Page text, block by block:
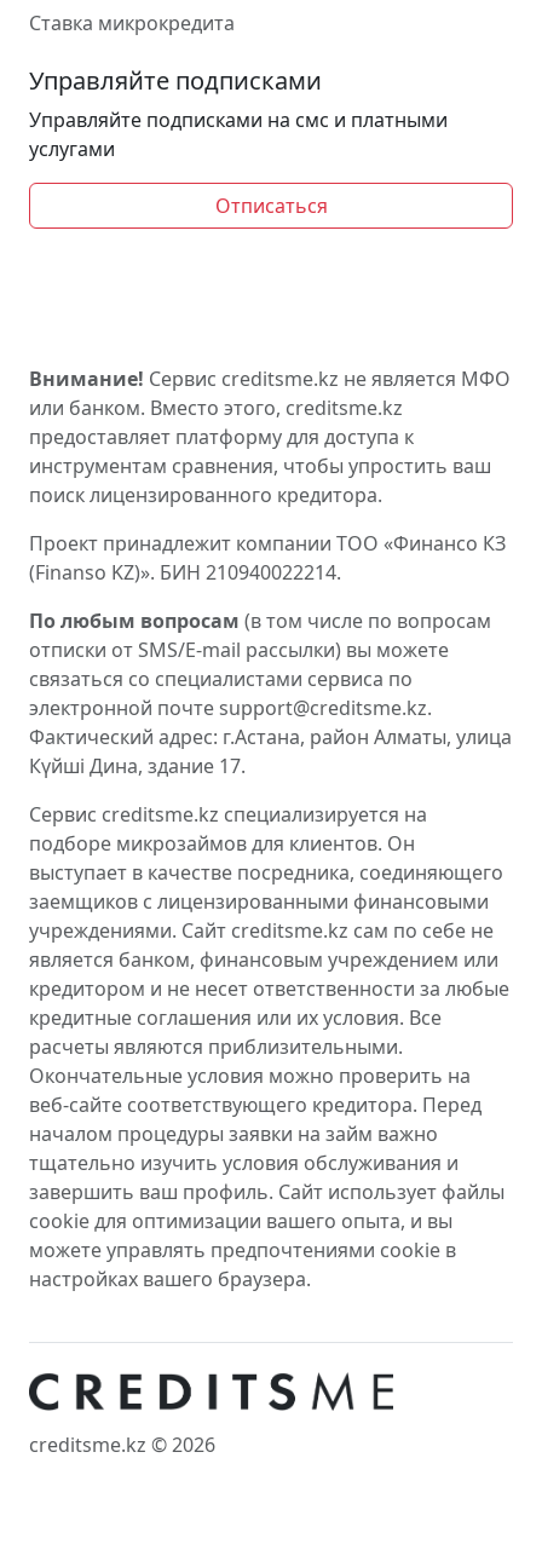
Ставка микрокредита
Управляйте подписками
Управляйте подписками на смс и платными
услугами
Отписаться
Внимание! Сервис creditsme.kz не является МФО
или банком. Вместо этого, creditsme.kz
предоставляет платформу для доступа к
инструментам сравнения, чтобы упростить ваш
поиск лицензированного кредитора.
Проект принадлежит компании ТОО «Финансо КЗ
(Finanso KZ)». БИН 210940022214.
По любым вопросам (в том числе по вопросам
отписки от SMS/E-mail рассылки) вы можете
связаться со специалистами сервиса по
электронной почте support@creditsme.kz.
Фактический адрес: г.Астана, район Алматы, улица
Күйші Дина, здание 17.
Сервис creditsme.kz специализируется на
подборе микрозаймов для клиентов. Он
выступает в качестве посредника, соединяющего
заемщиков с лицензированными финансовыми
учреждениями. Сайт creditsme.kz сам по себе не
является банком, финансовым учреждением или
кредитором и не несет ответственности за любые
кредитные соглашения или их условия. Все
расчеты являются приблизительными.
Окончательные условия можно проверить на
веб-сайте соответствующего кредитора. Перед
началом процедуры заявки на займ важно
тщательно изучить условия обслуживания и
завершить ваш профиль. Сайт использует файлы
cookie для оптимизации вашего опыта, и вы
можете управлять предпочтениями cookie в
настройках вашего браузера.
creditsme.kz © 2026